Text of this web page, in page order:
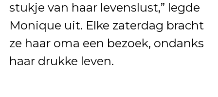
stukje van haar levenslust,” legde
Monique uit. Elke zaterdag bracht
ze haar oma een bezoek, ondanks
haar drukke leven.